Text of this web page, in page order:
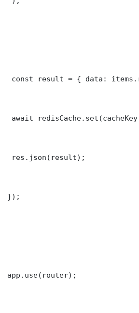
const result = { data:
await
res.json(result);
});
app.use(router);